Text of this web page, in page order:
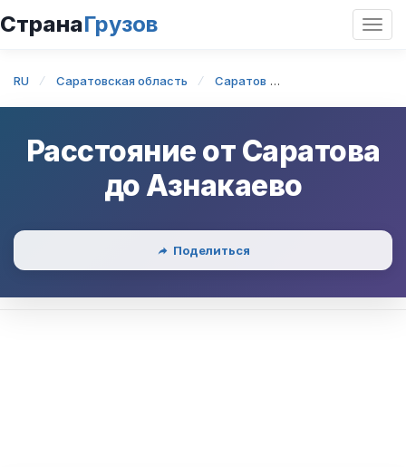
СтранаГрузов
RU Саратовская область Саратов
Расстояние от Саратова
доАзнакаево
Поделиться